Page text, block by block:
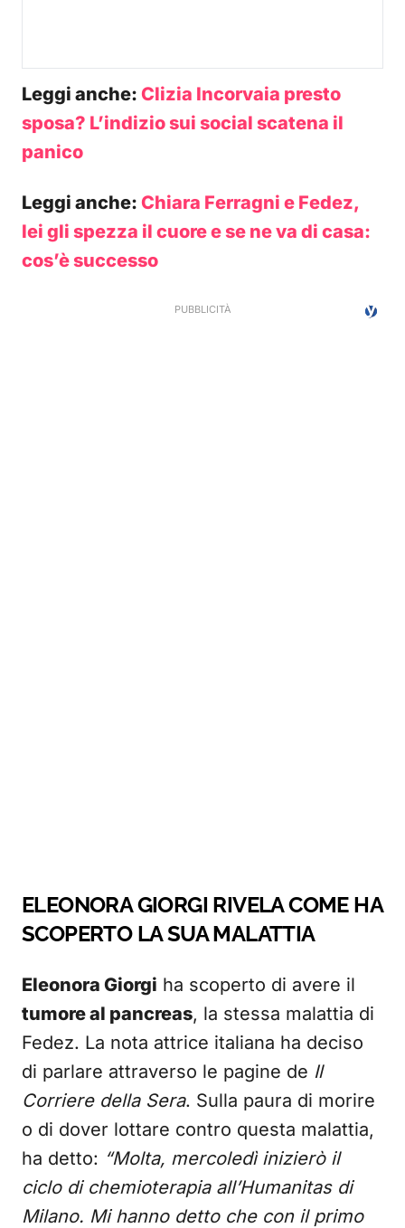
Leggi anche: Clizia Incorvaia presto
sposa? L’indizio sui social scatena il
panico
Leggi anche: Chiara Ferragni e Fedez,
lei gli spezza il cuore e se ne va di casa:
cos’è successo
ELEONORA GIORGI RIVELA COME HA
SCOPERTO LA SUA MALATTIA
Eleonora Giorgi ha scoperto di avere il
tumore al pancreas, la stessa malattia di
Fedez. La nota attrice italiana ha deciso
di parlare attraverso le pagine de Il
Corriere della Sera. Sulla paura di morire
o di dover lottare contro questa malattia,
ha detto: “Molta, mercoledì inizierò il
ciclo di chemioterapia all’Humanitas di
Milano. Mi hanno detto che con il primo